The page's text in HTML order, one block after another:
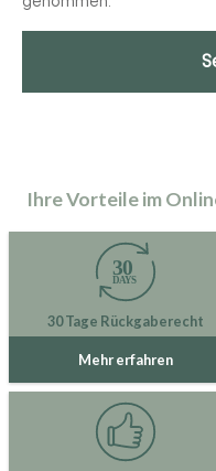
Ihre Vorteile im
30 Tage Rückgaberecht
Mehr erfahren